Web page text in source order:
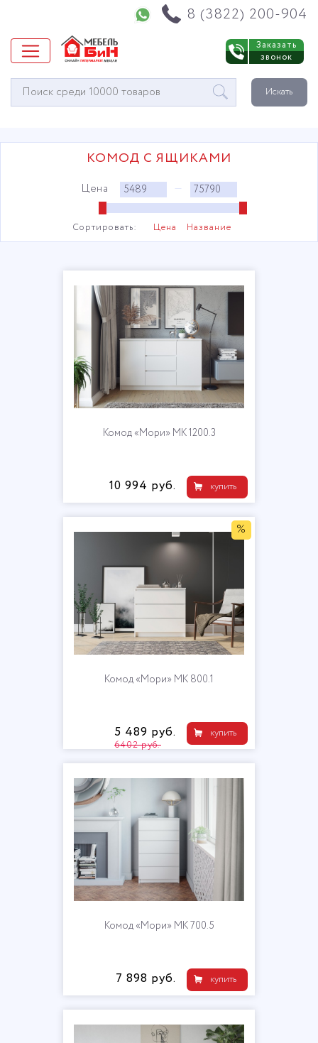
8 (3822) 200-904
Заказать
звонок
Окно
поиска
Искать
КОМОД С ЯЩИКАМИ
Цена —
Сортировать: Цена Название
Комод «Мори» МК 1200.3
купить
10 994 руб.
%
Комод «Мори» МК 800.1
купить
5 489 руб.
6402 руб.
Комод «Мори» МК 700.5
купить
7 898 руб.